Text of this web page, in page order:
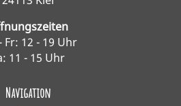
Fr: 12 - 19 Uhr
11 - 15 Uhr
Navigation